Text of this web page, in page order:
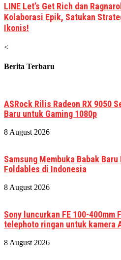
LINE Let’s Get Rich dan
Kolaborasi Epik, Satukan
Ikonis!
<
Berita Terbaru
ASRock Rilis Radeon RX 9050
Baru untuk Gaming 1080p
8 August 2026
Samsung Membuka Babak
Foldables di Indonesia
8 August 2026
Sony luncurkan FE 100-400mm
telephoto ringan untuk kamera
8 August 2026